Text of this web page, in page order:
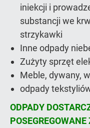
iniekcji i
substancji we
strzykawki
Inne odpady
Zużyty sprzęt
Meble, dywany,
odpady
ODPADY